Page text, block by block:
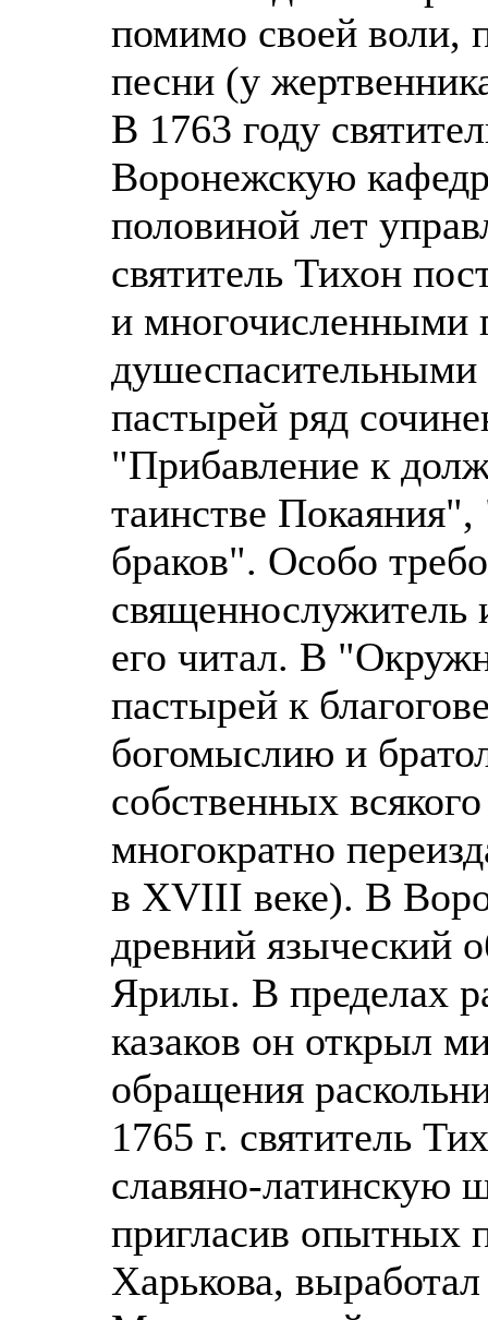
помимо своей воли,
песни (у
В 1763 году
Воронежскую
половиной лет
святитель Тихон
и многочисленными
пастырей ряд
"Прибавление к
таинстве
браков". Особо
его читал. В
пастырей к
богомыслию и
собственных
многократно
в ХVIII веке). В
древний языческий
Ярилы. В пределах
казаков он открыл
обращения
1765 г. святитель
славяно-латинскую
пригласив опытных
Харькова,